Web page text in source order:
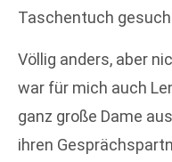
Taschentuch
Völlig anders, aber
war für mich auch
ganz große Dame
ihren